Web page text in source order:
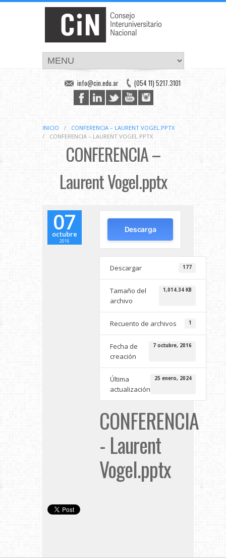
(054 11) 5217.3101
info@cin.edu.ar
INICIO /
CONFERENCIA – LAURENT VOGEL.PPTX
/
CONFERENCIA – LAURENT VOGEL.PPTX
CONFERENCIA –
Laurent Vogel.pptx
07
octubre
2016
Descarga
Descargar 177
Tamaño del
archivo
1,014.34 KB
Recuento de archivos 1
Fecha de
creación
7 octubre, 2016
Última
actualización
25 enero, 2024
CONFERENCIA
- Laurent
Vogel.pptx